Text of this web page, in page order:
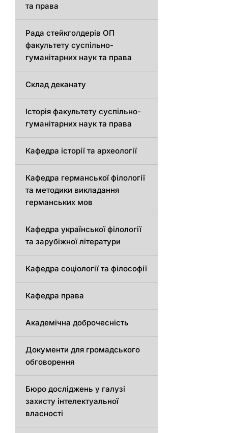
та права
Рада стейкголдерів ОП
факультету суспільно-
гуманітарних наук та права
Склад деканату
Історія факультету суспільно-
гуманітарних наук та права
Кафедра історії та археології
Кафедрa германської філології
та методики викладання
германських мов
Кафедра української філології
та зарубіжної літератури
Кафедра соціології та філософії
Кафедра права
Академічна доброчесність
Документи для громадського
обговорення
Бюро досліджень у галузі
захисту інтелектуальної
власності